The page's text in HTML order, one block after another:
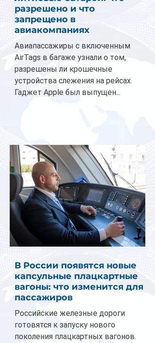
разрешено и что
запрещено в
авиакомпаниях
Авиапассажиры с включенным
AirTags в багаже узнали о том,
разрешены ли крошечные
устройства слежения на рейсах.
Гаджет Apple был выпущен...
В России появятся новые
капсульные плацкартные
вагоны: что изменится для
пассажиров
Российские железные дороги
готовятся к запуску нового
поколения плацкартных вагонов.